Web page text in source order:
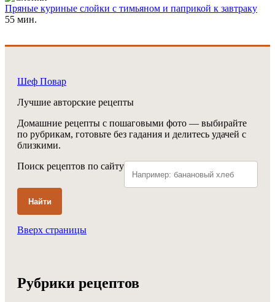
Пряные куриные слойки с тимьяном и паприкой к завтраку
55 мин.
Шеф Повар
Лучшие авторские рецепты
Домашние рецепты с пошаговыми фото — выбирайте
по рубрикам, готовьте без гадания и делитесь удачей с
близкими.
Поиск рецептов по сайту
Найти
Вверх страницы
Рубрики рецептов